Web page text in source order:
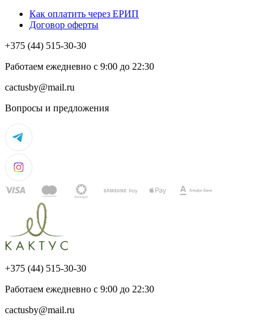
Как оплатить через ЕРИП
Договор оферты
+375 (44) 515-30-30
Работаем ежедневно с 9:00 до 22:30
cactusby@mail.ru
Вопросы и предложения
+375 (44) 515-30-30
Работаем ежедневно с 9:00 до 22:30
cactusby@mail.ru